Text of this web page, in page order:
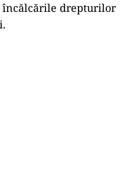
încălcările drepturilor